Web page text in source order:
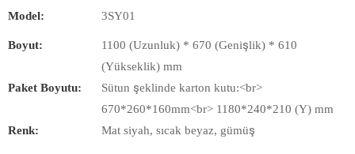
Model: 3SY01
Boyut:
1100 (Uzunluk) * 670 (Genişlik) * 610
(Yükseklik) mm
Paket Boyutu:
Sütun şeklinde karton kutu:<br>
670*260*160mm<br> 1180*240*210 (Y) mm
Renk:
Mat siyah, sıcak beyaz, gümüş